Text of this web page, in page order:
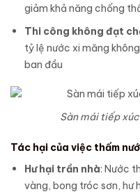
giảm khả năng chống
Thi công không đạt
tỷ lệ nước xi măng
ban đầu
Sàn mái tiếp
Tác hại của việc thấm
Hư hại trần nhà: Nước
vàng, bong tróc sơn, hư